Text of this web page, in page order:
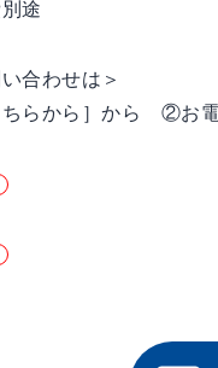
途
合わせは＞
らから］から ②お